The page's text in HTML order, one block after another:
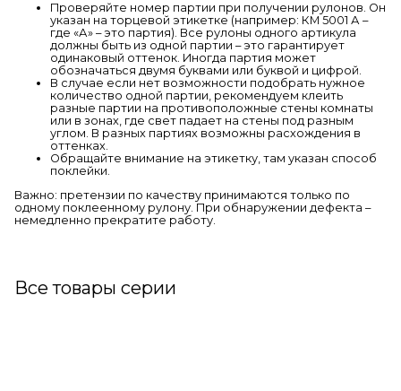
Проверяйте номер партии при получении рулонов. Он
указан на торцевой этикетке (например: КМ 5001 А –
где «А» – это партия). Все рулоны одного артикула
должны быть из одной партии – это гарантирует
одинаковый оттенок. Иногда партия может
обозначаться двумя буквами или буквой и цифрой.
В случае если нет возможности подобрать нужное
количество одной партии, рекомендуем клеить
разные партии на противоположные стены комнаты
или в зонах, где свет падает на стены под разным
углом. В разных партиях возможны расхождения в
оттенках.
Обращайте внимание на этикетку, там указан способ
поклейки.
Важно: претензии по качеству принимаются только по
одному поклеенному рулону. При обнаружении дефекта –
немедленно прекратите работу.
Все товары серии